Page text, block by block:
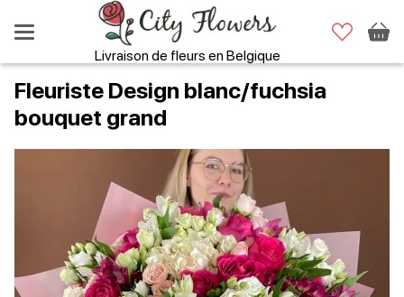
Livraison de fleurs en Belgique
Fleuriste Design blanc/fuchsia
bouquet grand